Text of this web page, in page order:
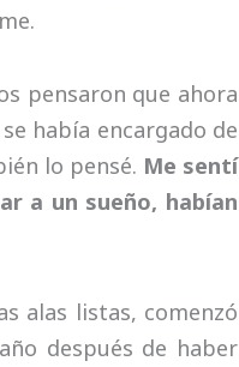
pensaron que ahora
había encargado de
lo pensé. Me sentí
a un sueño, habían
alas listas, comenzó
después de haber